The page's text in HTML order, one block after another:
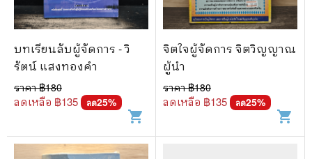
บทเรียนลับผู้จัดการ - วิ
รัตน์ แสงทองคำ
ราคา ฿180
ลดเหลือ ฿135 ลด25%
shopping_cart
จิตใจผู้จัดการ จิตวิญญาณ
ผู้นำ
ราคา ฿180
ลดเหลือ ฿135 ลด25%
shopping_cart